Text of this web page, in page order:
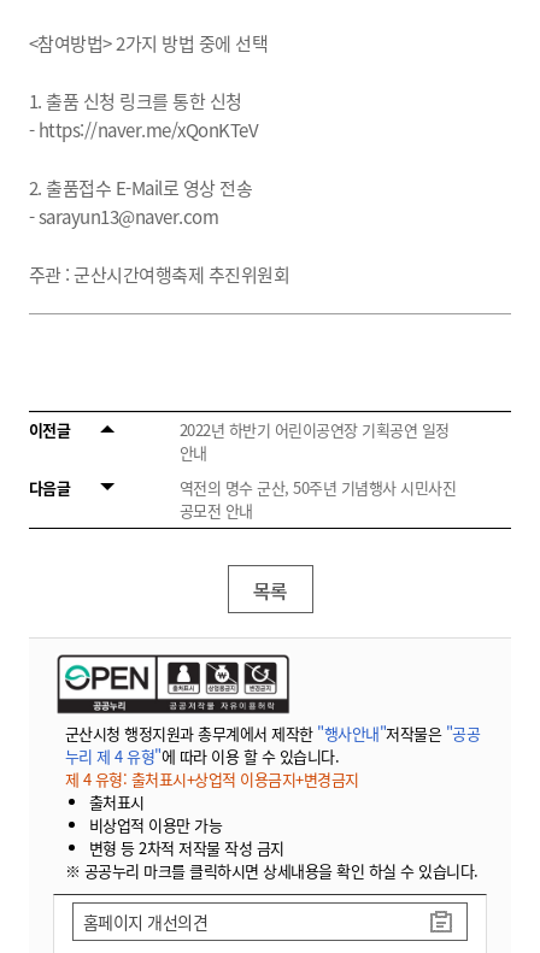
<참여방법> 2가지 방법 중에 선택
1. 출품 신청 링크를 통한 신청
-https://naver.me/xQonKTeV
2. 출품접수 E-Mail로 영상 전송
- sarayun13@naver.com
주관 : 군산시간여행축제 추진위원회
이전글
2022년 하반기 어린이공연장 기획공연 일정
안내
다음글
역전의 명수 군산, 50주년 기념행사 시민사진
공모전 안내
목록
군산시청 행정지원과 총무계에서 제작한 "행사안내"저작물은 "공공
누리 제 4 유형"에 따라 이용 할 수 있습니다.
제 4 유형: 출처표시+상업적 이용금지+변경금지
출처표시
비상업적 이용만 가능
변형 등 2차적 저작물 작성 금지
※ 공공누리 마크를 클릭하시면 상세내용을 확인 하실 수 있습니다.
홈페이지 개선의견